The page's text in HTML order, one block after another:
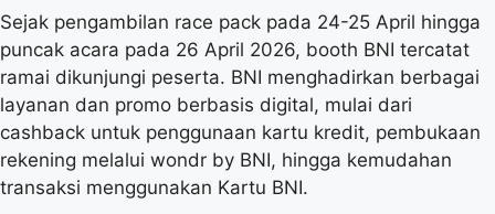
Sejak pengambilan race pack pada 24-25 April hingga
puncak acara pada 26 April 2026, booth BNI tercatat
ramai dikunjungi peserta. BNI menghadirkan berbagai
layanan dan promo berbasis digital, mulai dari
cashback untuk penggunaan kartu kredit, pembukaan
rekening melalui wondr by BNI, hingga kemudahan
transaksi menggunakan Kartu BNI.